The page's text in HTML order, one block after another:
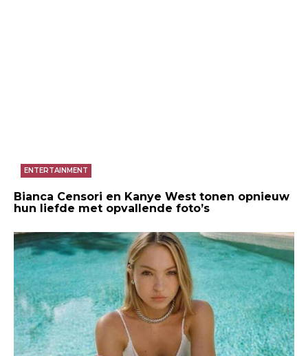
ENTERTAINMENT
Bianca Censori en Kanye West tonen opnieuw
hun liefde met opvallende foto’s